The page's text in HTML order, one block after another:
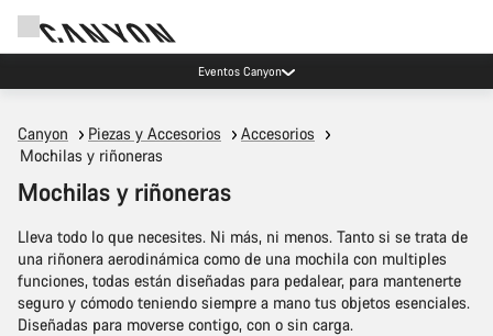
Eventos Canyon
Canyon Piezas y Accesorios
Accesorios
Mochilas y riñoneras
Mochilas y riñoneras
Lleva todo lo que necesites. Ni más, ni menos. Tanto si se trata de
una riñonera aerodinámica como de una mochila con multiples
funciones, todas están diseñadas para pedalear, para mantenerte
seguro y cómodo teniendo siempre a mano tus objetos esenciales.
Diseñadas para moverse contigo, con o sin carga.